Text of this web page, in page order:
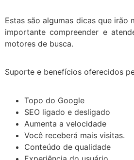
Estas são algumas dicas que irão
importante compreender e
motores de busca.
Suporte e benefícios oferecidos
Topo do Google
SEO ligado e desligado
Aumenta a velocidade
Você receberá mais visitas.
Conteúdo de qualidade